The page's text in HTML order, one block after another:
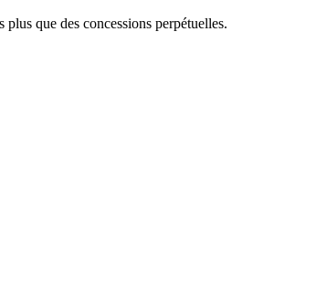
que des concessions perpétuelles.